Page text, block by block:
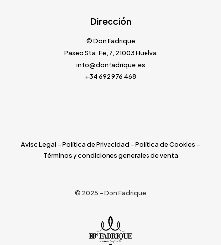
Dirección
© Don Fadrique
Paseo Sta. Fe, 7, 21003 Huelva
info@donfadrique.es
+34 692 976 468
Aviso Legal –Política de Privacidad –Política de Cookies –
Términos y condiciones generales de venta
© 2025 – Don Fadrique